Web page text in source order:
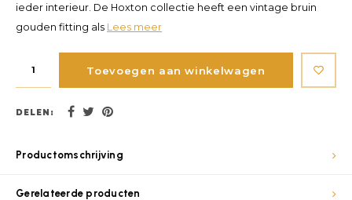
ieder interieur. De Hoxton collectie heeft een vintage bruin
gouden fitting als Lees meer
Toevoegen aan winkelwagen
DELEN:
Productomschrijving
Gerelateerde producten